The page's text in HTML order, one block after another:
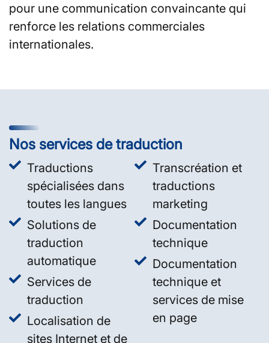
pour une communication convaincante qui
renforce les relations commerciales
internationales.
Nos services de traduction
Traductions
spécialisées dans
toutes les langues
Solutions de
traduction
automatique
Services de
traduction
Localisation de
sites Internet et de
Transcréation et
traductions
marketing
Documentation
technique
Documentation
technique et
services de mise
en page